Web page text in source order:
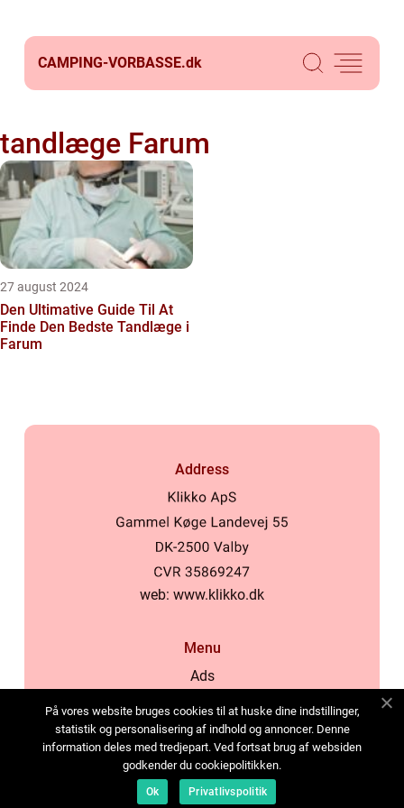
CAMPING-VORBASSE.dk
tandlæge Farum
27 august 2024
Den Ultimative Guide Til At
Finde Den Bedste Tandlæge i
Farum
Address
web: www.klikko.dk
Menu
Ads
Cookies
Contact
Sitemap
På vores website bruges cookies til at huske dine indstillinger,
statistik og personalisering af indhold og annoncer. Denne
information deles med tredjepart. Ved fortsat brug af websiden
godkender du cookiepolitikken.
Ok Privatlivspolitik